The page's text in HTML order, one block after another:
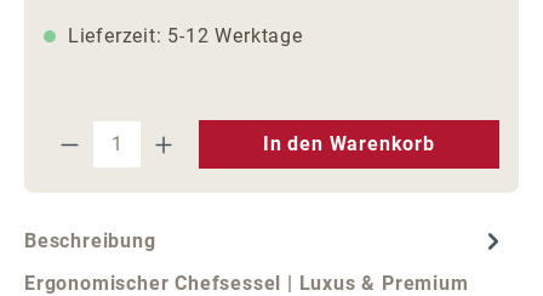
Lieferzeit: 5-12 Werktage
Produkt Anzahl: Gib den
In den Warenkorb
Beschreibung
Ergonomischer Chefsessel | Luxus & Premium